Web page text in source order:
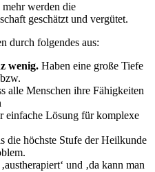
mehr werden die
geschätzt und vergütet.
durch folgendes aus:
wenig. Haben eine große Tiefe
alle Menschen ihre Fähigkeiten
einfache Lösung für komplexe
die höchste Stufe der Heilkunde
und ‚da kann man